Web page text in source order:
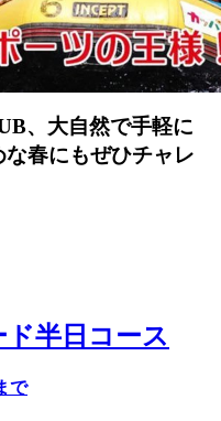
、大自然で手軽に
春にもぜひチャレ
半日コース
で